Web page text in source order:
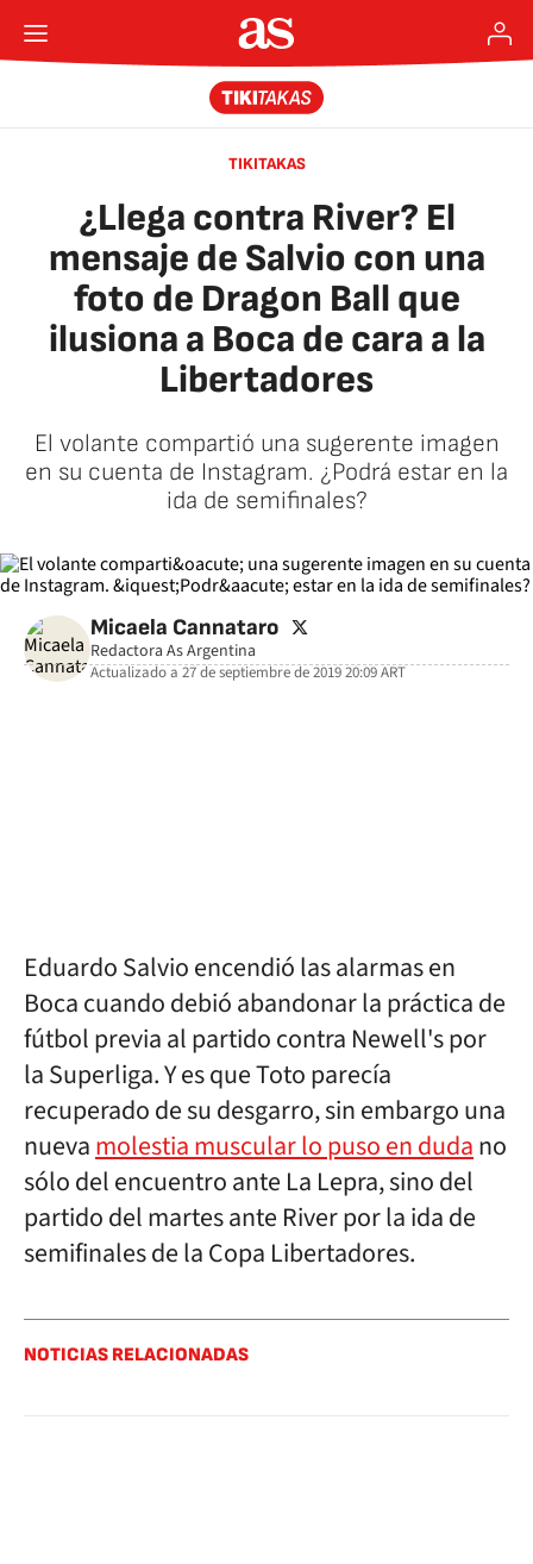
TIKITAKAS
¿Llega contra River? El
mensaje de Salvio con una
foto de Dragon Ball que
ilusiona a Boca de cara a la
Libertadores
El volante compartió una sugerente imagen
en su cuenta de Instagram. ¿Podrá estar en la
ida de semifinales?
Micaela Cannataro twitter
Redactora As Argentina
Actualizado a27 de septiembre de 2019 20:09ART
Eduardo Salvio encendió las alarmas en
Boca cuando debió abandonar la práctica de
fútbol previa al partido contra Newell's por
la Superliga. Y es que Toto parecía
recuperado de su desgarro, sin embargo una
nuevamolestia muscular lo puso en dudano
sólo del encuentro ante La Lepra, sino del
partido del martes ante River por la ida de
semifinales de la Copa Libertadores.
NOTICIAS RELACIONADAS